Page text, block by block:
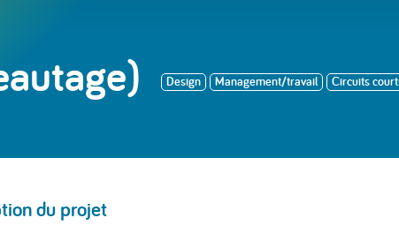
Design Management/travail Circuits
du projet